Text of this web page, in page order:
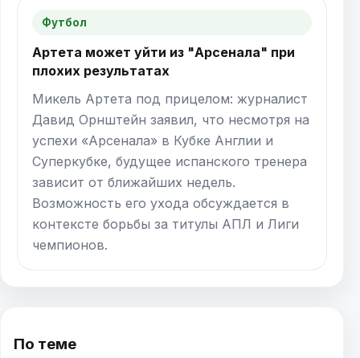
Футбол
Артета может уйти из "Арсенала" при
плохих результатах
Микель Артета под прицелом: журналист
Давид Орнштейн заявил, что несмотря на
успехи «Арсенала» в Кубке Англии и
Суперкубке, будущее испанского тренера
зависит от ближайших недель.
Возможность его ухода обсуждается в
контексте борьбы за титулы АПЛ и Лиги
чемпионов.
По теме